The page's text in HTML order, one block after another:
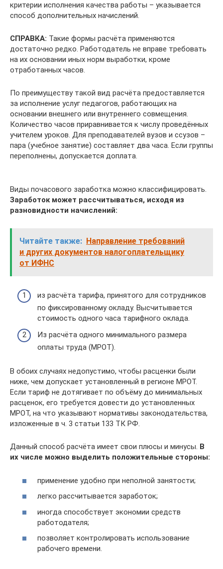
критерии исполнения качества работы – указывается
способ дополнительных начислений.
СПРАВКА: Такие формы расчёта применяются
достаточно редко. Работодатель не вправе требовать
на их основании иных норм выработки, кроме
отработанных часов.
По преимуществу такой вид расчёта предоставляется
за исполнение услуг педагогов, работающих на
основании внешнего или внутреннего совмещения.
Количество часов приравнивается к числу проведённых
учителем уроков. Для преподавателей вузов и ссузов –
пара (учебное занятие) составляет два часа. Если группы
переполнены, допускается доплата.
Виды почасового заработка можно классифицировать.
Заработок может рассчитываться, исходя из
разновидности начислений:
Читайте также: Направление требований
и других документов налогоплательщику
от ИФНС
из расчёта тарифа, принятого для сотрудников
по фиксированному окладу. Высчитывается
стоимость одного часа тарифного оклада.
Из расчёта одного минимального размера
оплаты труда (МРОТ).
В обоих случаях недопустимо, чтобы расценки были
ниже, чем допускает установленный в регионе МРОТ.
Если тариф не дотягивает по объёму до минимальных
расценок, его требуется довести до установленных
МРОТ, на что указывают нормативы законодательства,
изложенные в ч. 3 статьи 133 ТК РФ.
Данный способ расчёта имеет свои плюсы и минусы. В
их числе можно выделить положительные стороны:
применение удобно при неполной занятости;
легко рассчитывается заработок;
иногда способствует экономии средств
работодателя;
позволяет контролировать использование
рабочего времени.